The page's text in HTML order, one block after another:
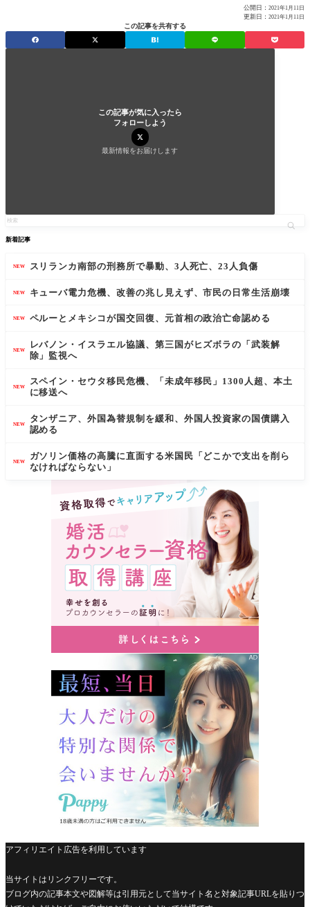
公開日： 2021年1月11日
更新日： 2021年1月11日
この記事を共有する
この記事が気に入ったら
フォローしよう
最新情報をお届けします
新着記事
NEW スリランカ南部の刑務所で暴動、3人死亡、23人負傷
NEW キューバ電力危機、改善の兆し見えず、市民の日常生活崩壊
NEW ペルーとメキシコが国交回復、元首相の政治亡命認める
NEW
レバノン・イスラエル協議、第三国がヒズボラの「武装解
除」監視へ
NEW
スペイン・セウタ移民危機、「未成年移民」1300人超、本土
に移送へ
NEW
タンザニア、外国為替規制を緩和、外国人投資家の国債購入
認める
NEW
ガソリン価格の高騰に直面する米国民「どこかで支出を削ら
なければならない」
アフィリエイト広告を利用しています
当サイトはリンクフリーです。
ブログ内の記事本文や図解等は引用元として当サイト名と対象記事URLを貼りつ